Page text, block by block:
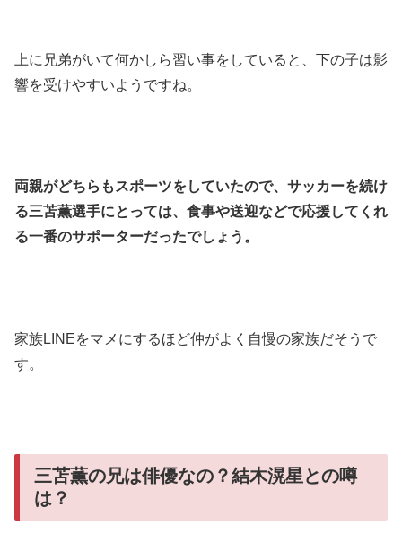
上に兄弟がいて何かしら習い事をしていると、下の子は影
響を受けやすいようですね。
両親がどちらもスポーツをしていたので、サッカーを続け
る三苫薫選手にとっては、食事や送迎などで応援してくれ
る一番のサポーターだったでしょう。
家族LINEをマメにするほど仲がよく自慢の家族だそうで
す。
三苫薫の兄は俳優なの？結木滉星との噂
は？